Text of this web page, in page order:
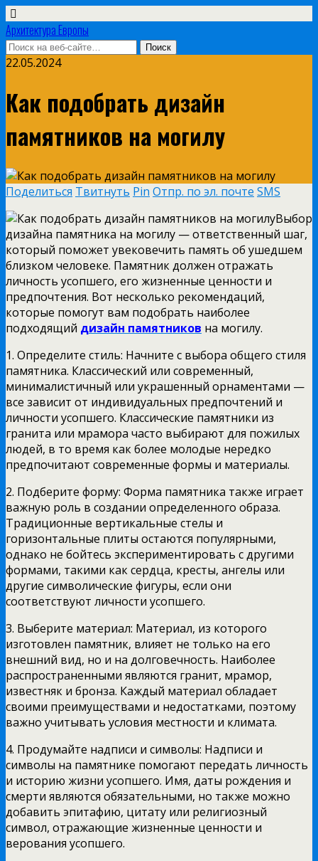
Архитектура Европы
22.05.2024
Как подобрать дизайн
памятников на могилу
Поделиться Твитнуть Pin Отпр. по эл. почте SMS
Выбор
дизайна памятника на могилу — ответственный шаг,
который поможет увековечить память об ушедшем
близком человеке. Памятник должен отражать
личность усопшего, его жизненные ценности и
предпочтения. Вот несколько рекомендаций,
которые помогут вам подобрать наиболее
подходящий дизайн памятников на могилу.
1. Определите стиль: Начните с выбора общего стиля
памятника. Классический или современный,
минималистичный или украшенный орнаментами —
все зависит от индивидуальных предпочтений и
личности усопшего. Классические памятники из
гранита или мрамора часто выбирают для пожилых
людей, в то время как более молодые нередко
предпочитают современные формы и материалы.
2. Подберите форму: Форма памятника также играет
важную роль в создании определенного образа.
Традиционные вертикальные стелы и
горизонтальные плиты остаются популярными,
однако не бойтесь экспериментировать с другими
формами, такими как сердца, кресты, ангелы или
другие символические фигуры, если они
соответствуют личности усопшего.
3. Выберите материал: Материал, из которого
изготовлен памятник, влияет не только на его
внешний вид, но и на долговечность. Наиболее
распространенными являются гранит, мрамор,
известняк и бронза. Каждый материал обладает
своими преимуществами и недостатками, поэтому
важно учитывать условия местности и климата.
4. Продумайте надписи и символы: Надписи и
символы на памятнике помогают передать личность
и историю жизни усопшего. Имя, даты рождения и
смерти являются обязательными, но также можно
добавить эпитафию, цитату или религиозный
символ, отражающие жизненные ценности и
верования усопшего.